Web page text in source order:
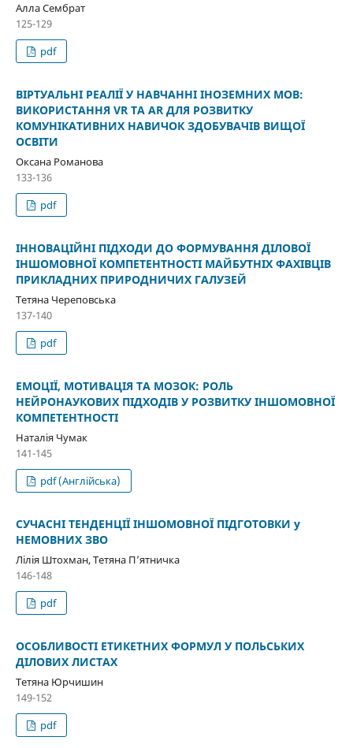
Алла Сембрат
125-129
pdf
ВІРТУАЛЬНІ РЕАЛІЇ У НАВЧАННІ ІНОЗЕМНИХ МОВ:
ВИКОРИСТАННЯ VR ТА AR ДЛЯ РОЗВИТКУ
КОМУНІКАТИВНИХ НАВИЧОК ЗДОБУВАЧІВ ВИЩОЇ
ОСВІТИ
Оксана Романова
133-136
pdf
ІННОВАЦІЙНІ ПІДХОДИ ДО ФОРМУВАННЯ ДІЛОВОЇ
ІНШОМОВНОЇ КОМПЕТЕНТНОСТІ МАЙБУТНІХ ФАХІВЦІВ
ПРИКЛАДНИХ ПРИРОДНИЧИХ ГАЛУЗЕЙ
Тетяна Череповська
137-140
pdf
ЕМОЦІЇ, МОТИВАЦІЯ ТА МОЗОК: РОЛЬ
НЕЙРОНАУКОВИХ ПІДХОДІВ У РОЗВИТКУ ІНШОМОВНОЇ
КОМПЕТЕНТНОСТІ
Наталія Чумак
141-145
pdf (Англійська)
СУЧАСНІ ТЕНДЕНЦІЇ ІНШОМОВНОЇ ПІДГОТОВКИ у
НЕМОВНИХ ЗВО
Лілія Штохман, Тетяна П’ятничка
146-148
pdf
ОСОБЛИВОСТІ ЕТИКЕТНИХ ФОРМУЛ У ПОЛЬСЬКИХ
ДІЛОВИХ ЛИСТАХ
Тетяна Юрчишин
149-152
pdf